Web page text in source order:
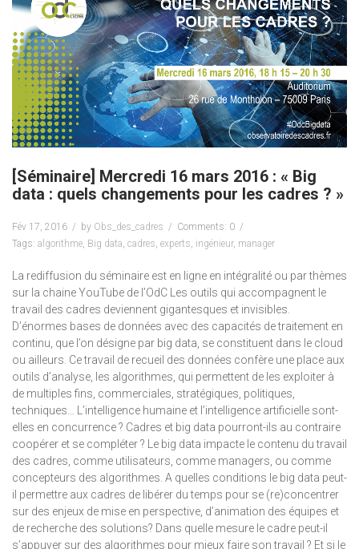
[Séminaire] Mercredi 16 mars 2016 : « Big
data : quels changements pour les cadres ? »
Fév 17, 2016 by Obs_des_cadres
Comments: 0
Tags: algorithme, Big data, cadres, experts, ingénieur, manager
La rediffusion du séminaire est en ligne en intégralité ou par thèmes
sur la chaine YouTube de l’OdC Les outils qui accompagnent le
travail des cadres deviennent gigantesques et invisibles.
D’énormes bases de données avec des capacités de traitement en
continu, que l’on désigne par big data, se constituent dans le cloud
ou ailleurs. Ce travail de recueil des données confère une place aux
outils d’analyse, les algorithmes, qui permettent de les exploiter à
de multiples fins, commerciales, stratégiques, politiques,
techniques… L’intelligence humaine et l’intelligence artificielle sont-
elles en concurrence ? Cadres et big data pourront-ils au contraire
coopérer et se compléter ? Le big data impacte le contenu du travail
des cadres, comme utilisateurs, comme managers, ou comme
concepteurs des algorithmes. A quelles conditions le big data peut-
il permettre aux cadres de libérer du temps pour se (re)concentrer
sur des enjeux de mise en perspective, d’animation des équipes et
de recherche des solutions? Dans quelle mesure le cadre peut-il
s’appuyer sur des algorithmes pour mieux faire son travail ? Et si le